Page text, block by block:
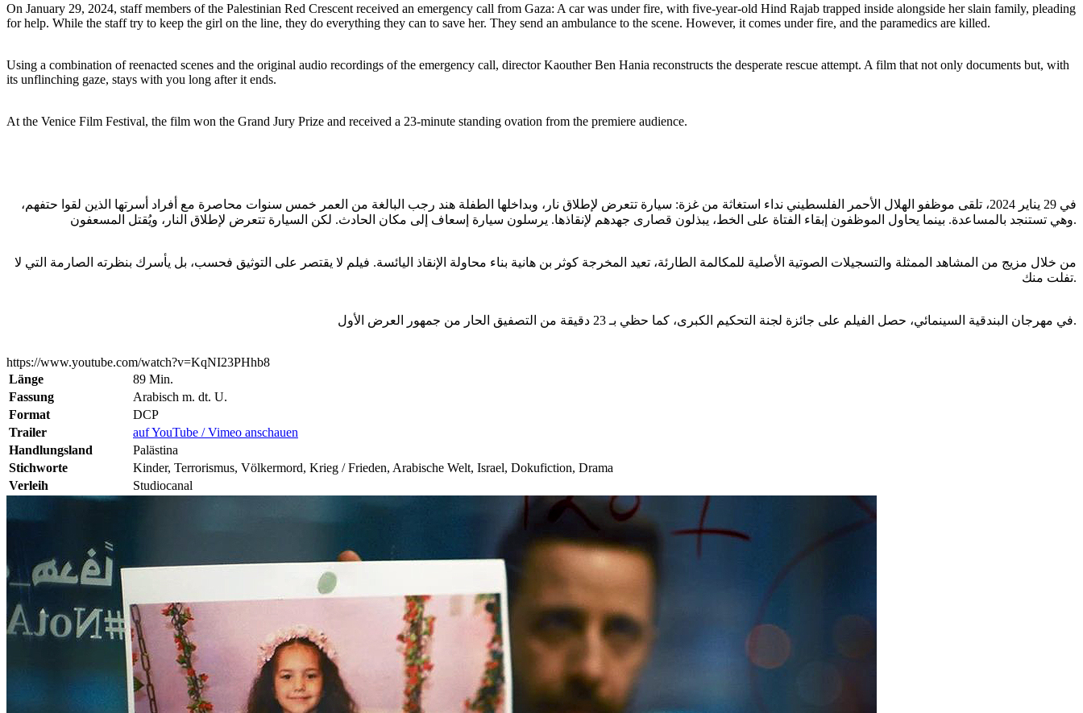
On January 29, 2024, staff members of the Palestinian Red Crescent received an emergency call from Gaza: A car was under fire, with five-year-old Hind Rajab trapped inside alongside her slain family, pleading
for help. While the staff try to keep the girl on the line, they do everything they can to save her. They send an ambulance to the scene. However, it comes under fire, and the paramedics are killed.
Using a combination of reenacted scenes and the original audio recordings of the emergency call, director Kaouther Ben Hania reconstructs the desperate rescue attempt. A film that not only documents but, with
its unflinching gaze, stays with you long after it ends.
At the Venice Film Festival, the film won the Grand Jury Prize and received a 23-minute standing ovation from the premiere audience.
في 29 يناير 2024، تلقى موظفو الهلال الأحمر الفلسطيني نداء استغاثة من غزة: سيارة تتعرض لإطلاق نار، وبداخلها الطفلة هند رجب البالغة من العمر خمس سنوات محاصرة مع أفراد أسرتها الذين لقوا حتفهم،
وهي تستنجد بالمساعدة. بينما يحاول الموظفون إبقاء الفتاة على الخط، يبذلون قصارى جهدهم لإنقاذها. يرسلون سيارة إسعاف إلى مكان الحادث. لكن السيارة تتعرض لإطلاق النار، ويُقتل المسعفون.
من خلال مزيج من المشاهد الممثلة والتسجيلات الصوتية الأصلية للمكالمة الطارئة، تعيد المخرجة كوثر بن هانية بناء محاولة الإنقاذ اليائسة. فيلم لا يقتصر على التوثيق فحسب، بل يأسرك بنظرته الصارمة التي لا
تفلت منك.
في مهرجان البندقية السينمائي، حصل الفيلم على جائزة لجنة التحكيم الكبرى، كما حظي بـ 23 دقيقة من التصفيق الحار من جمهور العرض الأول.
https://www.youtube.com/watch?v=KqNI23PHhb8
Länge
89 Min.
Fassung
Arabisch m. dt. U.
Format
DCP
Trailer
auf YouTube / Vimeo anschauen
Handlungsland
Palästina
Stichworte
Kinder, Terrorismus, Völkermord, Krieg / Frieden, Arabische Welt, Israel, Dokufiction, Drama
Verleih
Studiocanal